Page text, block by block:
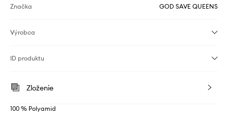
Značka GOD SAVE QUEENS
Výrobca
ID produktu
Zloženie
100 % Polyamid